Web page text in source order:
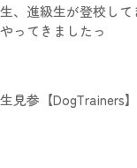
、進級生が登校し
ってきましたっ
見参【DogTrainers】